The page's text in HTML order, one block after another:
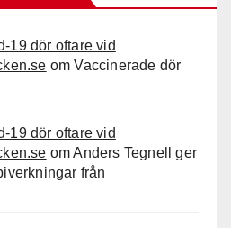
19 dör oftare vid
omVaccinerade dör
19 dör oftare vid
omAnders Tegnell ger
från